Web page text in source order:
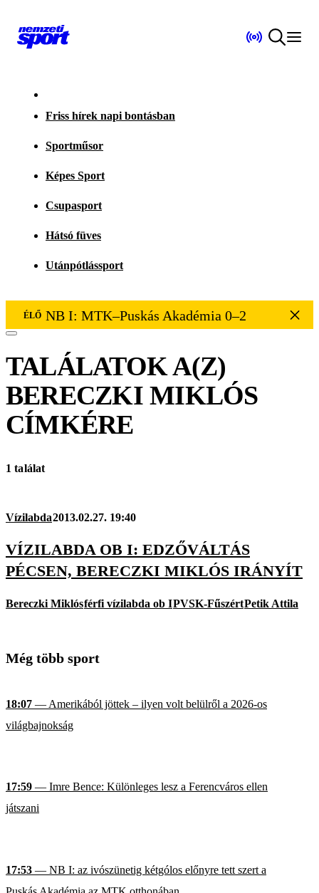
Friss hírek napi bontásban
Sportműsor
Képes Sport
Csupasport
Hátsó füves
Utánpótlássport
ÉLŐ NB I: MTK–Puskás Akadémia 0–2
TALÁLATOK A(Z)
BERECZKI MIKLÓS
CÍMKÉRE
1 találat
Vízilabda2013.02.27. 19:40
VÍZILABDA OB I: EDZŐVÁLTÁS
PÉCSEN, BERECZKI MIKLÓS IRÁNYÍT
Bereczki Miklósférfi vízilabda ob IPVSK-FűszértPetik Attila
Még több sport
18:07 — Amerikából jöttek – ilyen volt belülről a 2026-os
világbajnokság
17:59 — Imre Bence: Különleges lesz a Ferencváros ellen
játszani
17:53 — NB I: az ivószünetig kétgólos előnyre tett szert a